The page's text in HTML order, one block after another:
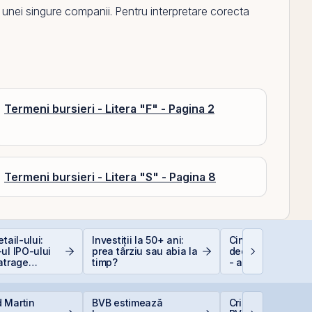
singure companii. Pentru interpretare corecta
Termeni bursieri - Litera "F" - Pagina 2
Termeni bursieri - Litera "S" - Pagina 8
ului:
IPO-ului
de peste 2
Investiții la 50+ ani:
prea târziu sau abia la
timp?
Cine e eligibil
deducerea de
- angajați vs. PFA
Martin
BVB estimează
Cris-Tim urcă